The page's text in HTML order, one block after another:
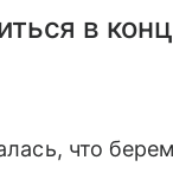
в
что